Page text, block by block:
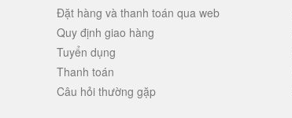
Đặt hàng và thanh toán qua web
Quy định giao hàng
Tuyển dụng
Thanh toán
Câu hỏi thường gặp